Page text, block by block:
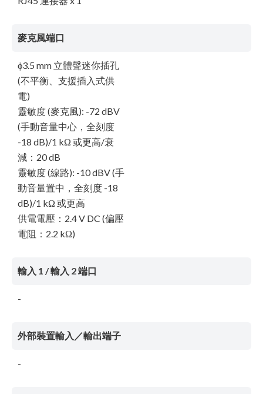
麥克風端口
ϕ3.5 mm 立體聲迷你插孔
(不平衡、支援插入式供
電)
靈敏度 (麥克風): -72 dBV
(手動音量中心，全刻度
-18 dB)/1 kΩ 或更高/衰
減：20 dB
靈敏度 (線路): -10 dBV (手
動音量置中，全刻度 -18
dB)/1 kΩ 或更高
供電電壓：2.4 V DC (偏壓
電阻：2.2 kΩ)
輸入 1 / 輸入 2 端口
-
外部裝置輸入／輸出端子
-